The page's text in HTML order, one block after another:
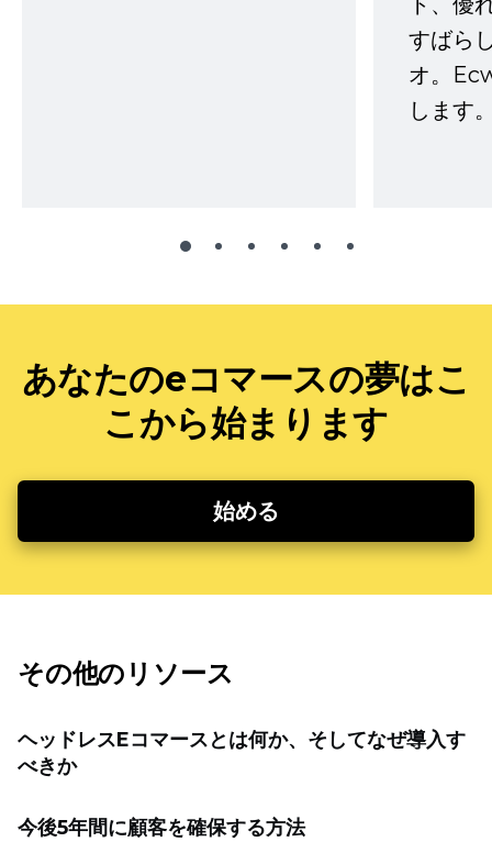
すばら
オ。
します
あなたのeコマースの夢はこ
こから始まります
始める
その他のリソース
ヘッドレスEコマースとは何か、そしてなぜ導入す
べきか
今後5年間に顧客を確保する方法